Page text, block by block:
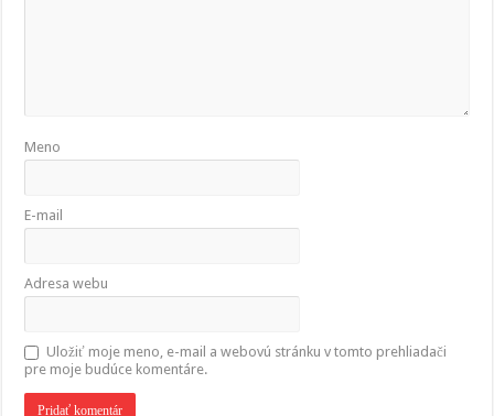
Meno
E-mail
Adresa webu
Uložiť moje meno, e-mail a webovú stránku v tomto prehliadači
pre moje budúce komentáre.